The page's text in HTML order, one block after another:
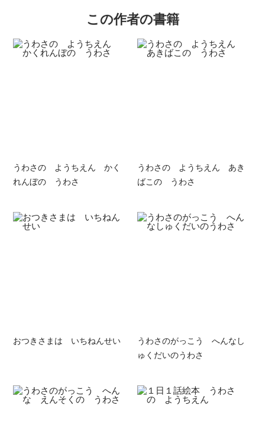
この作者の書籍
うわさの ようちえん かく
れんぼの うわさ
うわさの ようちえん あき
ばこの うわさ
おつきさまは いちねんせい
うわさのがっこう へんなし
ゅくだいのうわさ